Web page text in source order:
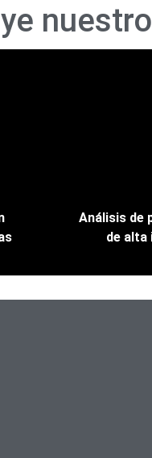
Análisis de
de alta